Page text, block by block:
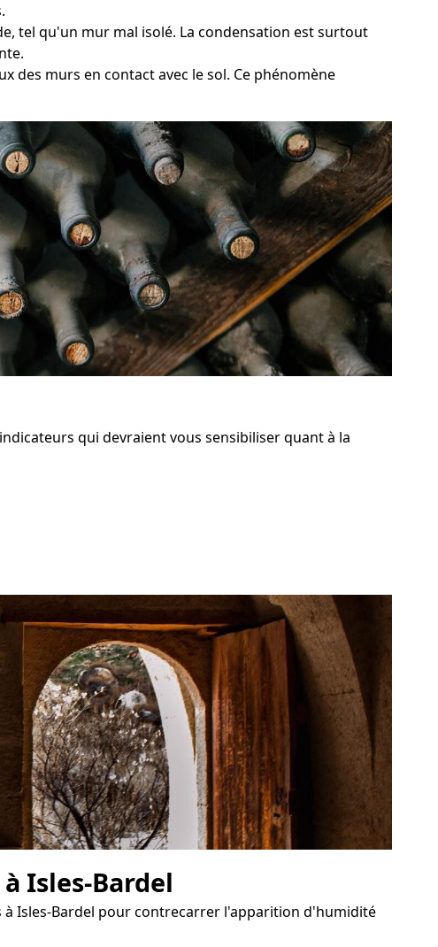
tel qu'un mur mal isolé. La condensation est surtout
des murs en contact avec le sol. Ce phénomène
qui devraient vous sensibiliser quant à la
Isles-Bardel
Isles-Bardel pour contrecarrer l'apparition d'humidité